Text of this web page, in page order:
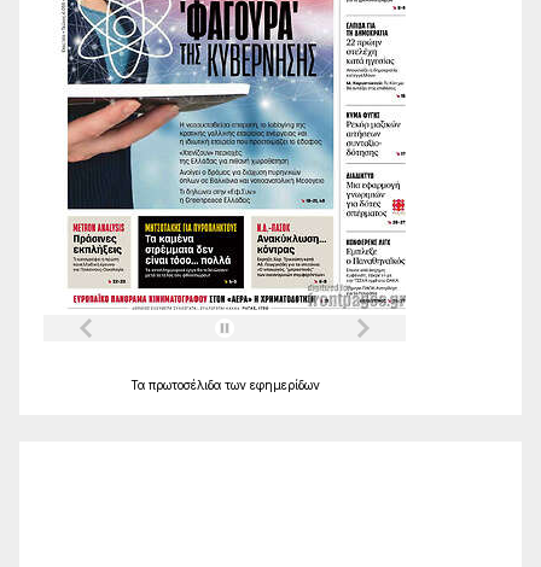
Τα πρωτοσέλιδα των εφημερίδων